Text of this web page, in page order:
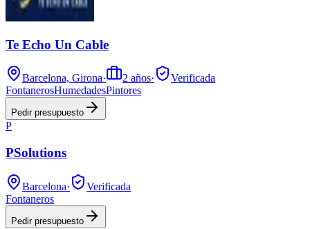
Te Echo Un Cable
Barcelona, Girona· 2 años·
Verificada
FontanerosHumedadesPintores
Pedir presupuesto
P
PSolutions
Barcelona·
Verificada
Fontaneros
Pedir presupuesto